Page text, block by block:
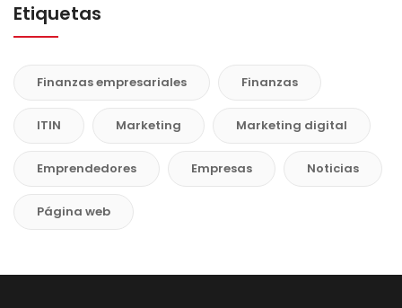
Etiquetas
Finanzas empresariales Finanzas
ITIN Marketing Marketing digital
Emprendedores Empresas Noticias
Página web